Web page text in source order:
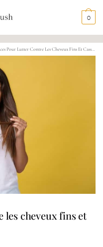
0
Pour Lutter Contre Les Cheveux Fins Et Cassants
les cheveux fins et